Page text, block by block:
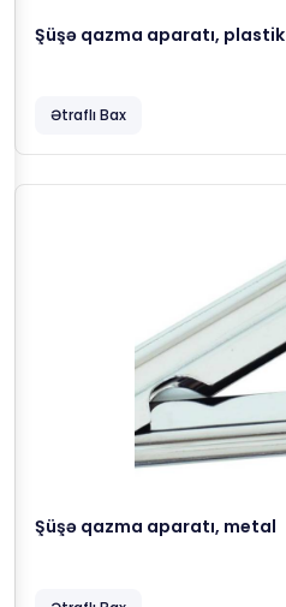
Şüşə qazma aparatı, plastik
Ətraflı Bax
Şüşə qazma aparatı, metal